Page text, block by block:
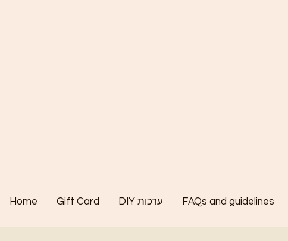
Home Gift Card DIY ערכות FAQs and guidelines